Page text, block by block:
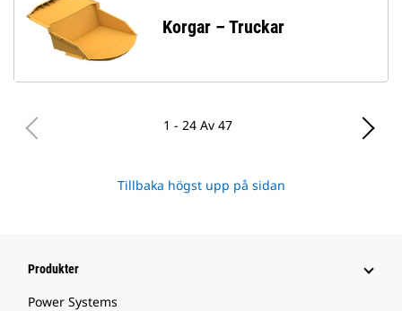
Korgar – Truckar
1 - 24 Av 47
Tillbaka högst upp på sidan
Produkter
Power Systems